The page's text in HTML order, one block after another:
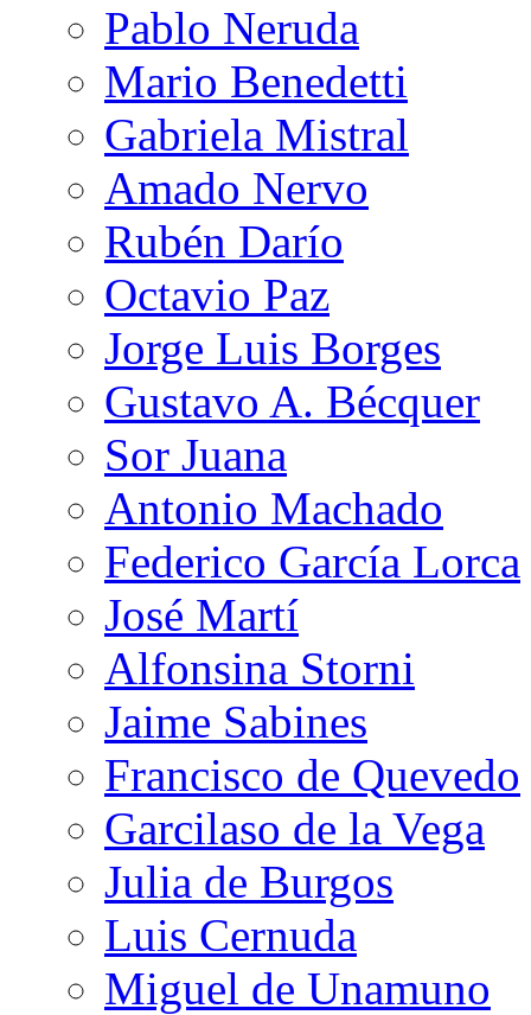
Pablo Neruda
Mario Benedetti
Gabriela Mistral
Amado Nervo
Rubén Darío
Octavio Paz
Jorge Luis Borges
Gustavo A. Bécquer
Sor Juana
Antonio Machado
Federico García Lorca
José Martí
Alfonsina Storni
Jaime Sabines
Francisco de Quevedo
Garcilaso de la Vega
Julia de Burgos
Luis Cernuda
Miguel de Unamuno